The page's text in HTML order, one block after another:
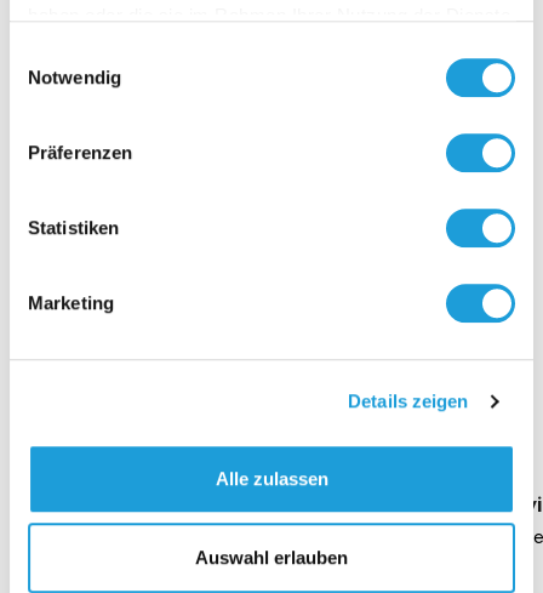
Notwendig
Präferenzen
Statistiken
Marketing
Details zeigen
Alle zulassen
Auswahl erlauben
Zuschnitt:
Einblicke zu 40 Jahren
Oppermann
Geschäftsführung Heike Dirmeier